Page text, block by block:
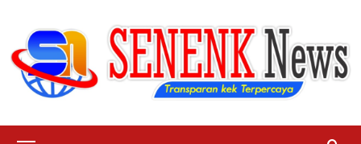
content